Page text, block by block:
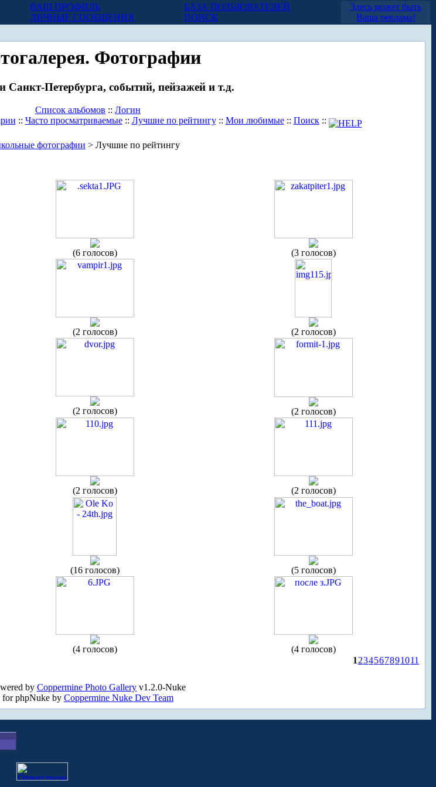
ВАШ ПРОФИЛЬ
ЛИЧНЫЕ СООБЩЕНИЯ
БАЗА ПОЛЬЗОВАТЕЛЕЙ
ПОИСК
Здесь может быть
Ваша реклама!
Фотографии
Санкт-Петербурга, событий, пейзажей и т.д.
Список альбомов :: Логин
:: Часто просматриваемые:: Лучшие по рейтингу:: Мои любимые:: Поиск::
фотографии > Лучшие по рейтингу
(6 голосов) (3 голосов)
(2 голосов) (2 голосов)
(2 голосов) (2 голосов)
(2 голосов) (2 голосов)
(16 голосов) (5 голосов)
(4 голосов)
(4 голосов)
1 234567891011
by Coppermine Photo Gallery v1.2.0-Nuke
for phpNuke by Coppermine Nuke Dev Team